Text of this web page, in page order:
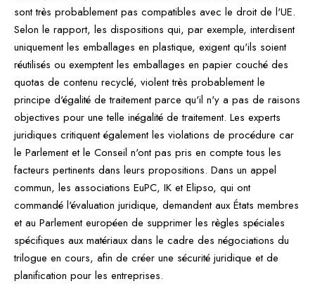
sont très probablement pas compatibles avec le droit de l'UE.
Selon le rapport, les dispositions qui, par exemple, interdisent
uniquement les emballages en plastique, exigent qu'ils soient
réutilisés ou exemptent les emballages en papier couché des
quotas de contenu recyclé, violent très probablement le
principe d'égalité de traitement parce qu'il n'y a pas de raisons
objectives pour une telle inégalité de traitement. Les experts
juridiques critiquent également les violations de procédure car
le Parlement et le Conseil n'ont pas pris en compte tous les
facteurs pertinents dans leurs propositions. Dans un appel
commun, les associations EuPC, IK et Elipso, qui ont
commandé l'évaluation juridique, demandent aux États membres
et au Parlement européen de supprimer les règles spéciales
spécifiques aux matériaux dans le cadre des négociations du
trilogue en cours, afin de créer une sécurité juridique et de
planification pour les entreprises.